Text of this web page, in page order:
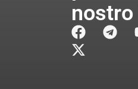
nostro